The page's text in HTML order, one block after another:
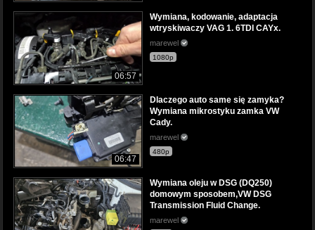
06:57
Wymiana, kodowanie, adaptacja
wtryskiwaczy VAG 1. 6TDI CAYx.
marewel
1080p
06:47
Dlaczego auto same się zamyka?
Wymiana mikrostyku zamka VW
Cady.
marewel
480p
Wymiana oleju w DSG (DQ250)
domowym sposobem,VW DSG
Transmission Fluid Change.
marewel